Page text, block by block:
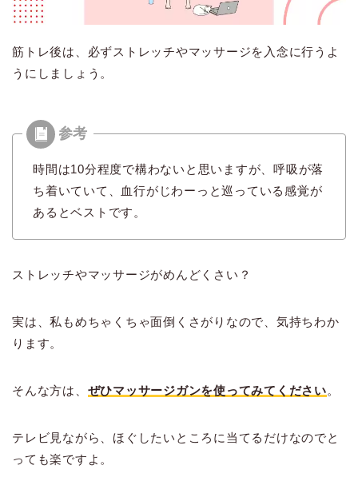
筋トレ後は、必ずストレッチやマッサージを入念に行うよ
うにしましょう。
時間は10分程度で構わないと思いますが、呼吸が落
ち着いていて、血行がじわーっと巡っている感覚が
あるとベストです。
ストレッチやマッサージがめんどくさい？
実は、私もめちゃくちゃ面倒くさがりなので、気持ちわか
ります。
そんな方は、 ぜひマッサージガンを使ってみてください。
テレビ見ながら、ほぐしたいところに当てるだけなのでと
っても楽ですよ。